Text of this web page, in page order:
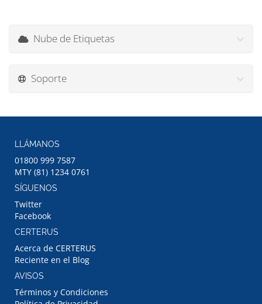
Nube de Etiquetas
Soporte
LLÁMANOS
01800 999 7587
MTY (81) 1234 0761
SÍGUENOS
Twitter
Facebook
CERTERUS
Acerca de CERTERUS
Reciente en el Blog
AVISOS
Términos y Condiciones